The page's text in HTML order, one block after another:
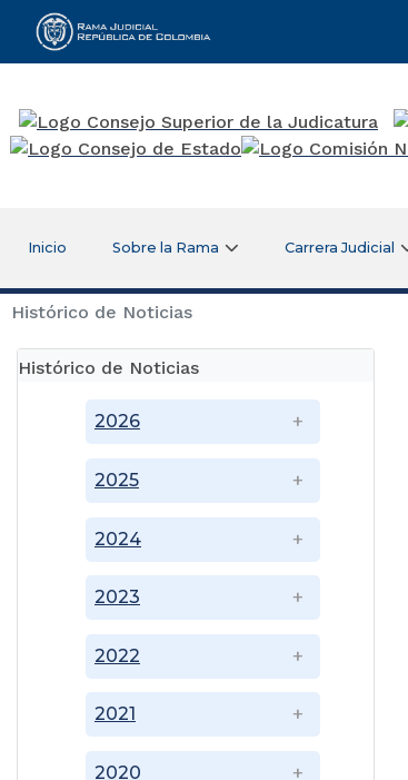
Rama Judicial
Inicio Sobre la Rama Carrera Judicial
Histórico de Noticias
Histórico de Noticias
2020
2021
2022
2023
2024
2025
2026